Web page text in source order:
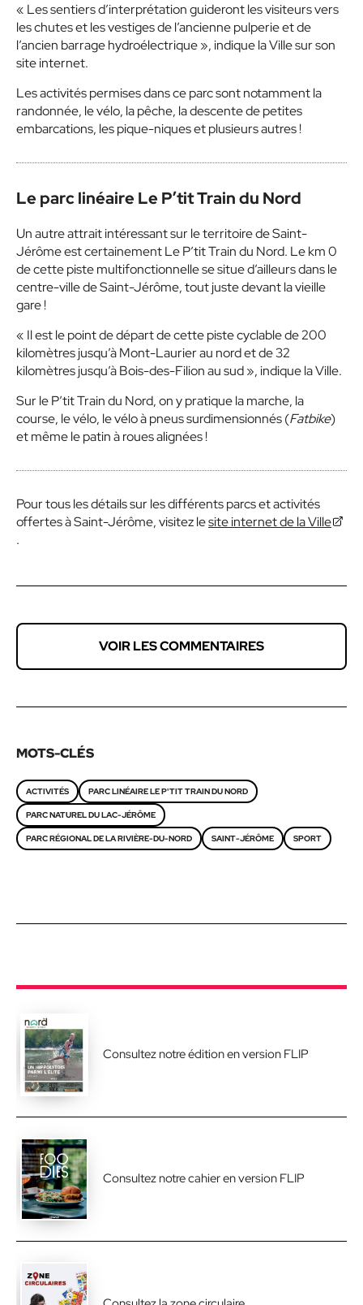
« Les sentiers d’interprétation guideront les visiteurs vers
les chutes et les vestiges de l’ancienne pulperie et de
l’ancien barrage hydroélectrique », indique la Ville sur son
site internet.
Les activités permises dans ce parc sont notamment la
randonnée, le vélo, la pêche, la descente de petites
embarcations, les pique-niques et plusieurs autres !
Le parc linéaire Le P’tit Train du Nord
Un autre attrait intéressant sur le territoire de Saint-
Jérôme est certainement Le P’tit Train du Nord. Le km 0
de cette piste multifonctionnelle se situe d’ailleurs dans le
centre-ville de Saint-Jérôme, tout juste devant la vieille
gare !
« Il est le point de départ de cette piste cyclable de 200
kilomètres jusqu’à Mont-Laurier au nord et de 32
kilomètres jusqu’à Bois-des-Filion au sud », indique la Ville.
Sur le P’tit Train du Nord, on y pratique la marche, la
course, le vélo, le vélo à pneus surdimensionnés (Fatbike)
et même le patin à roues alignées !
Pour tous les détails sur les différents parcs et activités
offertes à Saint-Jérôme, visitez lesite internet de la Ville
.
VOIR LES COMMENTAIRES
MOTS-CLÉS
ACTIVITÉS PARC LINÉAIRE LE P'TIT TRAIN DU NORD
PARC NATUREL DU LAC-JÉRÔME
PARC RÉGIONAL DE LA RIVIÈRE-DU-NORD SAINT-JÉRÔME SPORT
Consultez notre édition en version FLIP
Consultez notre cahier en version FLIP